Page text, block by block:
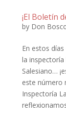
¡El Boletín
by Don
En estos
la
Salesiano…
este número
Inspectoría